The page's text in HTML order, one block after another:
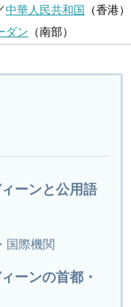
中華人民共和国
（香港）
ダン （南部）
ーンと公用語
国際機関
ーンの首都・